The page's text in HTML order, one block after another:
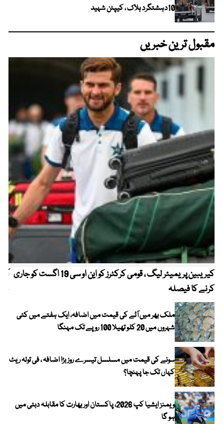
10دہشتگرد ہلاک ، کیپٹن شہید
مقبول ترین خبریں
کیریبین پریمیئر لیگ ، قومی کرکٹرز کو این او سی 19 اگست کو جاری
کرنے کا فیصلہ
ملک بھر میں آٹے کی قیمت میں اضافہ، ایک ہفتے میں کئی
شہروں میں 20 کلو تھیلا 100 روپے تک مہنگا
سونے کی قیمت میں مسلسل تیسرے روز بڑا اضافہ ، فی تولہ ریٹ
کہاں تک جا پہنچا؟
ویمنز ایشیا کپ 2026، پاکستان اور بھارت کا مقابلہ دبئی میں
ہو گا